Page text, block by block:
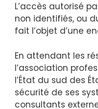
L’accès autorisé
non identifiés, ou
fait l’objet d’une
En attendant les
l’association
l’État du sud des
sécurité de ses
consultants